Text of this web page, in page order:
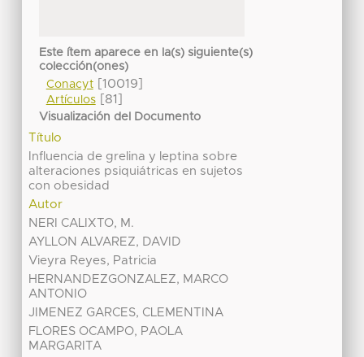
Este ítem aparece en la(s) siguiente(s)
colección(ones)
Conacyt[10019]
Artículos[81]
Visualización del Documento
Título
Influencia de grelina y leptina sobre
alteraciones psiquiátricas en sujetos
con obesidad
Autor
NERI CALIXTO, M.
AYLLON ALVAREZ, DAVID
Vieyra Reyes, Patricia
HERNANDEZGONZALEZ, MARCO
ANTONIO
JIMENEZ GARCES, CLEMENTINA
FLORES OCAMPO, PAOLA
MARGARITA